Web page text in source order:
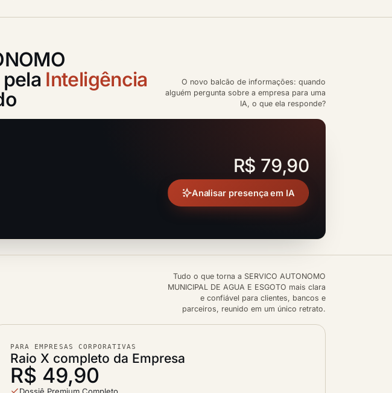
pela Inteligência
O novo balcão de informações: quando
alguém pergunta sobre a empresa para uma
IA, o que ela responde?
R$ 79,90
Analisar presença em IA
Tudo o que torna a SERVICO AUTONOMO
MUNICIPAL DE AGUA E ESGOTO mais clara
e confiável para clientes, bancos e
parceiros, reunido em um único retrato.
PARA EMPRESAS CORPORATIVAS
Raio X completo da Empresa
R$ 49,90
Dossiê Premium Completo